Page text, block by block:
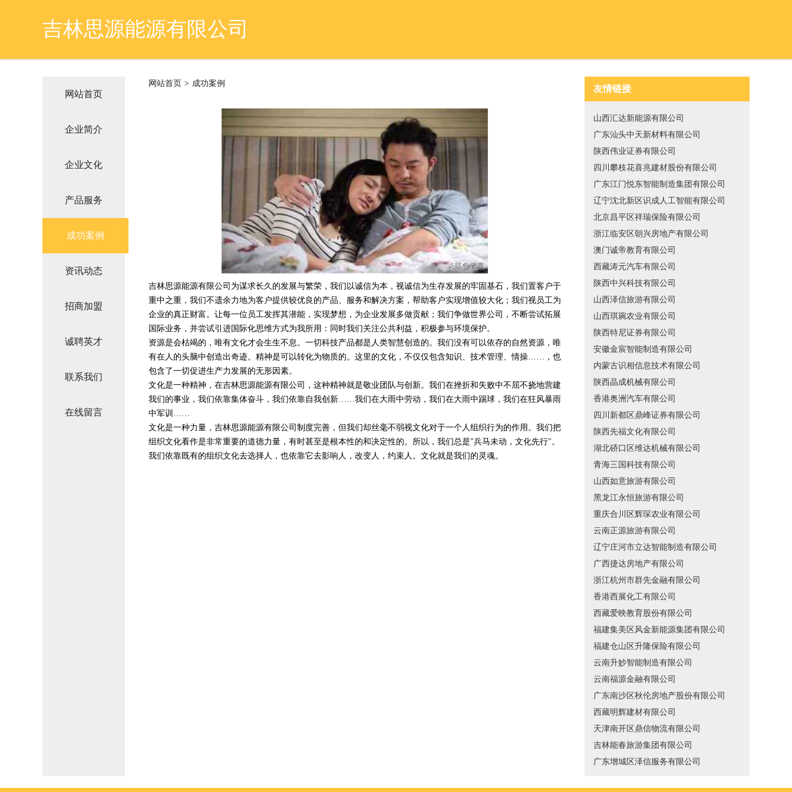
吉林思源能源有限公司
网站首页
企业简介
企业文化
产品服务
成功案例
资讯动态
招商加盟
诚聘英才
联系我们
在线留言
网站首页 > 成功案例
吉林思源能源有限公司为谋求长久的发展与繁荣，我们以诚信为本，视诚信为生存发展的牢固基石，我们置客户于
重中之重，我们不遗余力地为客户提供较优良的产品、服务和解决方案，帮助客户实现增值较大化；我们视员工为
企业的真正财富。让每一位员工发挥其潜能，实现梦想，为企业发展多做贡献；我们争做世界公司，不断尝试拓展
国际业务，并尝试引进国际化思维方式为我所用：同时我们关注公共利益，积极参与环境保护。
资源是会枯竭的，唯有文化才会生生不息。一切科技产品都是人类智慧创造的。我们没有可以依存的自然资源，唯
有在人的头脑中创造出奇迹。精神是可以转化为物质的。这里的文化，不仅仅包含知识、技术管理、情操……，也
包含了一切促进生产力发展的无形因素。
文化是一种精神，在吉林思源能源有限公司，这种精神就是敬业团队与创新。我们在挫折和失败中不屈不挠地营建
我们的事业，我们依靠集体奋斗，我们依靠自我创新……我们在大雨中劳动，我们在大雨中踢球，我们在狂风暴雨
中军训……
文化是一种力量，吉林思源能源有限公司制度完善，但我们却丝毫不弱视文化对于一个人组织行为的作用。我们把
组织文化看作是非常重要的道德力量，有时甚至是根本性的和决定性的。所以，我们总是"兵马未动，文化先行"。
我们依靠既有的组织文化去选择人，也依靠它去影响人，改变人，约束人。文化就是我们的灵魂。
友情链接
山西汇达新能源有限公司
广东汕头中天新材料有限公司
陕西伟业证券有限公司
四川攀枝花喜兆建材股份有限公司
广东江门悦东智能制造集团有限公司
辽宁沈北新区识成人工智能有限公司
北京昌平区祥瑞保险有限公司
浙江临安区朝兴房地产有限公司
澳门诚帝教育有限公司
西藏涛元汽车有限公司
陕西中兴科技有限公司
山西泽信旅游有限公司
山西琪琬农业有限公司
陕西特尼证券有限公司
安徽金宸智能制造有限公司
内蒙古识相信息技术有限公司
陕西晶成机械有限公司
香港奥洲汽车有限公司
四川新都区鼎峰证券有限公司
陕西先福文化有限公司
湖北硚口区维达机械有限公司
青海三国科技有限公司
山西如意旅游有限公司
黑龙江永恒旅游有限公司
重庆合川区辉琛农业有限公司
云南正源旅游有限公司
辽宁庄河市立达智能制造有限公司
广西捷达房地产有限公司
浙江杭州市群先金融有限公司
香港西展化工有限公司
西藏爱映教育股份有限公司
福建集美区风金新能源集团有限公司
福建仓山区升隆保险有限公司
云南升妙智能制造有限公司
云南福源金融有限公司
广东南沙区秋伦房地产股份有限公司
西藏明辉建材有限公司
天津南开区鼎信物流有限公司
吉林能春旅游集团有限公司
广东增城区泽信服务有限公司